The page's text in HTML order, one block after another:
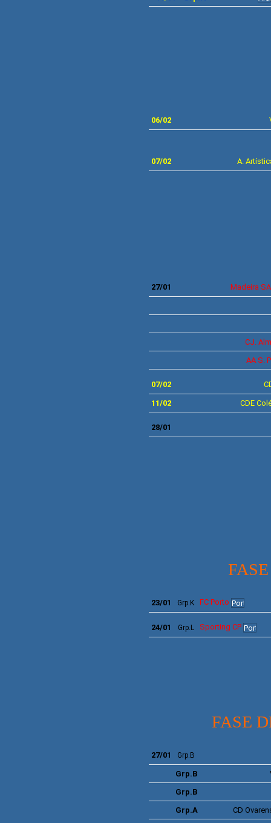
06/02
07/02 A.
27/01 Madeira
CJ.
AAS.
07/02
11/02 CDE
28/01
23/01 Grp.K FCPorto
24/01 Grp.L Sporting CP
FASE
27/01 Grp.B
Grp.B
Grp.B
Grp.A
CD